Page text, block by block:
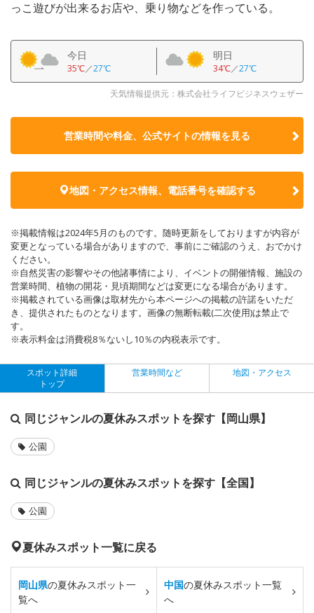
っこ遊びが出来るお店や、乗り物などを作っている。
今日
35℃／27℃
明日
34℃／27℃
天気情報提供元：株式会社ライフビジネスウェザー
営業時間や料金、公式サイトの情報を見る
地図・アクセス情報、電話番号を確認する
※掲載情報は2024年5月のものです。随時更新をしておりますが内容が
変更となっている場合がありますので、事前にご確認のうえ、おでかけ
ください。
※自然災害の影響やその他諸事情により、イベントの開催情報、施設の
営業時間、植物の開花・見頃期間などは変更になる場合があります。
※掲載されている画像は取材先から本ページへの掲載の許諾をいただ
き、提供されたものとなります。画像の無断転載(二次使用)は禁止で
す。
※表示料金は消費税8％ないし10％の内税表示です。
スポット詳細
トップ
営業時間など 地図・アクセス
同じジャンルの夏休みスポットを探す【岡山県】
公園
同じジャンルの夏休みスポットを探す【全国】
公園
夏休みスポット一覧に戻る
岡山県の夏休みスポット一
覧へ
中国の夏休みスポット一覧
へ